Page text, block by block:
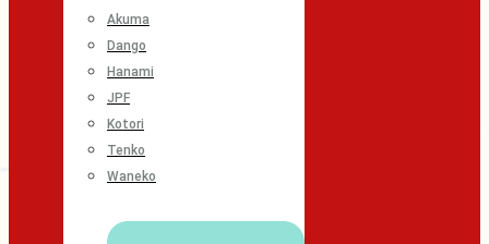
Akuma
Dango
Hanami
JPF
Kotori
Tenko
Waneko